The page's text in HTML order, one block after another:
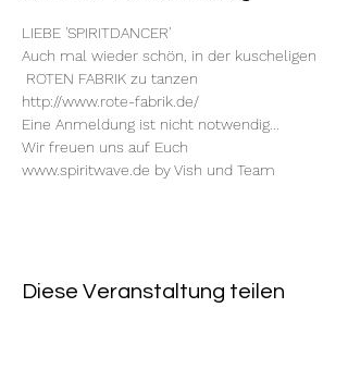
LIEBE 'SPIRITDANCER'
Auch mal wieder schön, in der kuscheligen
ROTEN FABRIK zu tanzen
http://www.rote-fabrik.de/
Eine Anmeldung ist nicht notwendig...
Wir freuen uns auf Euch
www.spiritwave.de by Vish und Team
Diese Veranstaltung teilen